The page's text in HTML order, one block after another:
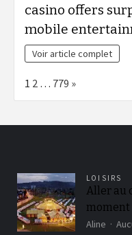
casino offers
mobile
Voir article complet
Page:
1 2 … 779 Next
»
LOISIRS
Aller au
moment
Aline